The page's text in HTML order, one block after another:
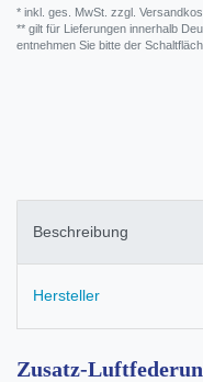
* inkl. ges. MwSt. zzgl.
** gilt für Lieferungen innerhalb
entnehmen Sie bitte der
Beschreibung
Hersteller
Zusatz-